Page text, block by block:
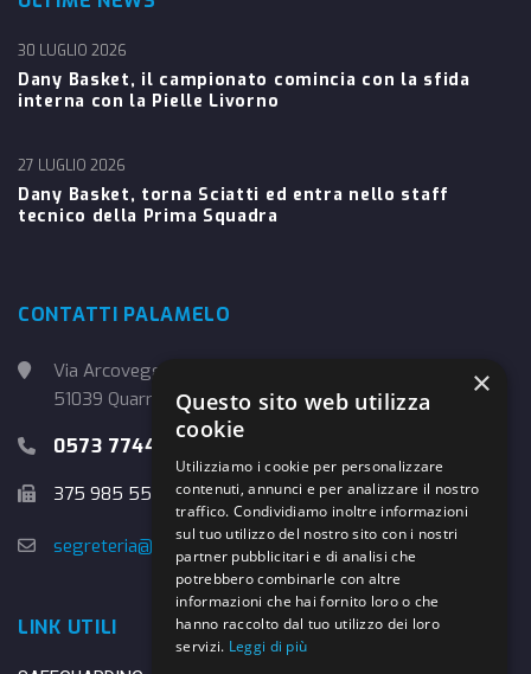
Dany Basket, il campionato comincia con la sfida
interna con la Pielle Livorno
30 LUGLIO 2026
Dany Basket, torna Sciatti ed entra nello staff
tecnico della Prima Squadra
27 LUGLIO 2026
CONTATTI PALAMELO
Via Arcoveggio, 4
51039 Quarrata (PT)
0573 774457
375 985 5526
segreteria@danybasket.it
LINK UTILI
×
Questo sito web utilizza
cookie
Utilizziamo i cookie per personalizzare
contenuti, annunci e per analizzare il nostro
traffico. Condividiamo inoltre informazioni
sul tuo utilizzo del nostro sito con i nostri
partner pubblicitari e di analisi che
potrebbero combinarle con altre
informazioni che hai fornito loro o che
hanno raccolto dal tuo utilizzo dei loro
servizi. Leggi di più